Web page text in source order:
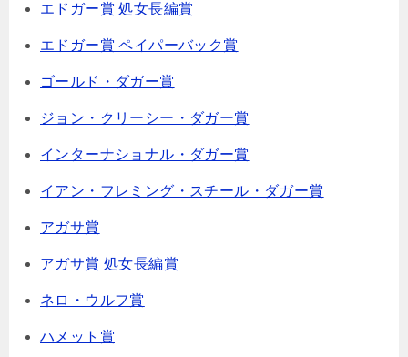
エドガー賞 処女長編賞
エドガー賞 ペイパーバック賞
ゴールド・ダガー賞
ジョン・クリーシー・ダガー賞
インターナショナル・ダガー賞
イアン・フレミング・スチール・ダガー賞
アガサ賞
アガサ賞 処女長編賞
ネロ・ウルフ賞
ハメット賞